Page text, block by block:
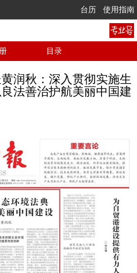
台历 使用指南
目录
润秋：深入贯彻实施生
法善治护航美丽中国建